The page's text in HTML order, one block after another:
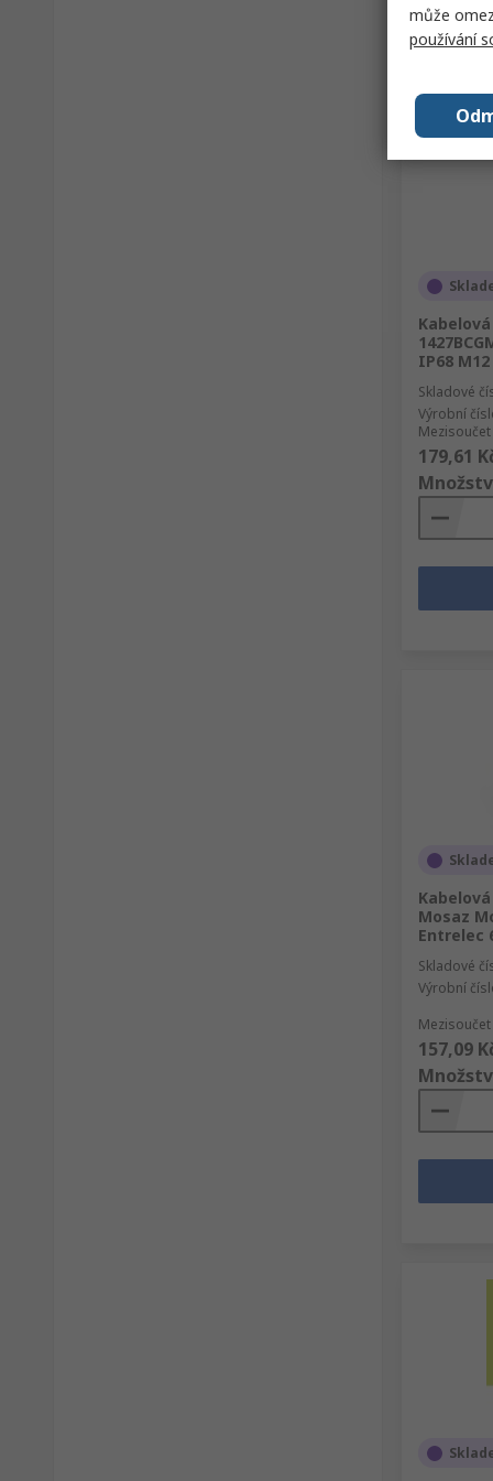
IP68
Skladové
Výrobní
179,61
Mosaz
Entrelec
Skladové
Výrobní
157,09
může
používání